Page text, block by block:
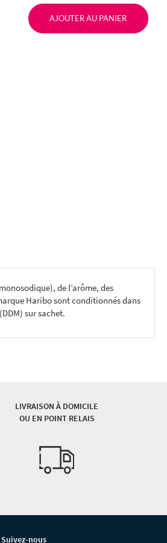
AJOUTER AU PANIER
de l’arôme, des
Haribo sont conditionnés dans
sur sachet.
LIVRAISON À DOMICILE
OU EN POINT RELAIS
Suivez-nous